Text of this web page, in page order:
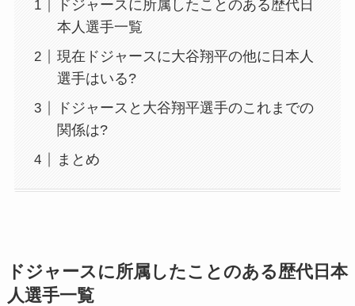
ドジャースに所属したことのある歴代日
本人選手一覧
現在ドジャースに大谷翔平の他に日本人
選手はいる?
ドジャースと大谷翔平選手のこれまでの
関係は?
まとめ
ドジャースに所属したことのある歴代日本
人選手一覧